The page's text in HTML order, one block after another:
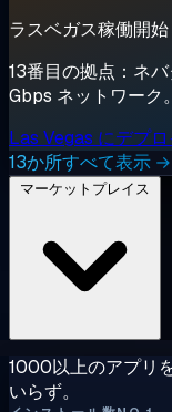
ラスベガス稼働開始
13番目の拠点：ネ
Gbps ネットワーク
Las Vegas にデプ
13か所すべて表示 →
1000以上のアプリ
いらず。